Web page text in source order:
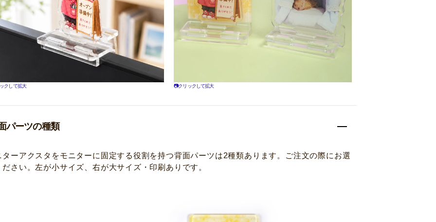
クして拡大 📷クリックして拡大
パーツの種類
ターアクスタをモニターに固定する役割を持つ背面パーツは2種類あります。ご注文の際にお選
ださい。左が小サイズ、右が大サイズ・印刷ありです。